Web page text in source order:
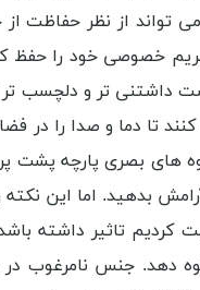
از نظر حفاظت
خصوصی خود را حفظ
داشتنی تر و
تا دما و صدا را در
های بصری پارچه پشت
بدهید. اما این نکته
کردیم تاثیر داشته
دهد. جنس نامرغوب در